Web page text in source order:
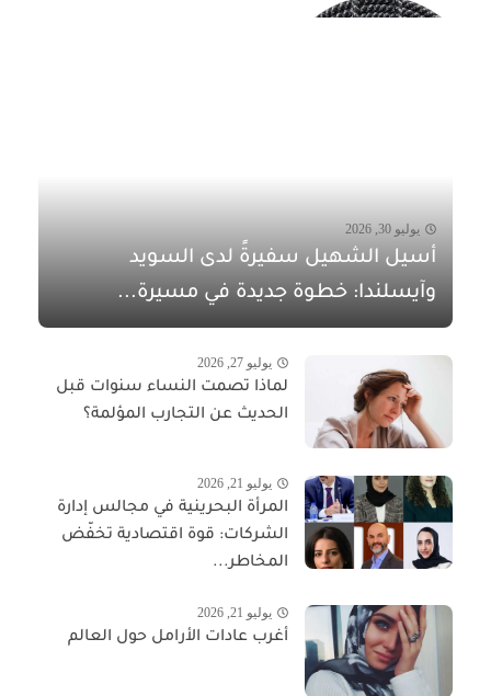
يوليو 30, 2026
أسيل الشهيل سفيرةً لدى السويد
وآيسلندا: خطوة جديدة في مسيرة...
يوليو 27, 2026
لماذا تصمت النساء سنوات قبل
الحديث عن التجارب المؤلمة؟
يوليو 21, 2026
المرأة البحرينية في مجالس إدارة
الشركات: قوة اقتصادية تخفّض
المخاطر...
يوليو 21, 2026
أغرب عادات الأرامل حول العالم